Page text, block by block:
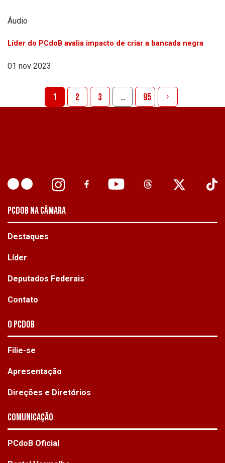
Áudio
Líder do PCdoB avalia impacto de criar a bancada negra
01 nov 2023
1 2 3 … 95
PCDOB NA CÂMARA
Destaques
Líder
Deputados Federais
Contato
O PCdoB
Filie-se
Apresentação
Direções e Diretórios
Comunicação
PCdoB Oficial